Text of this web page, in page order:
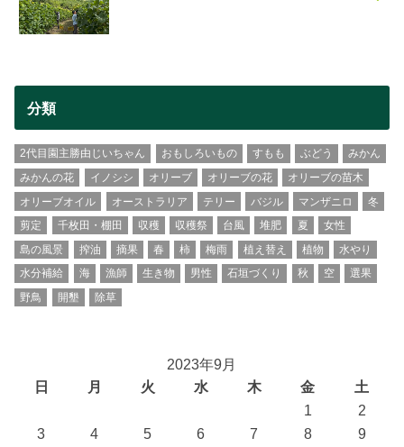
分類
2代目園主勝由じいちゃん おもしろいもの すもも ぶどう
みかん
みかんの花
イノシシ オリーブ オリーブの花
オリーブの苗木
オリーブオイル
オーストラリア テリー バジル マンザニロ
冬
剪定
千枚田・棚田 収穫 収穫祭 台風 堆肥 夏
女性
島の風景
搾油 摘果 春 柿 梅雨 植え替え 植物
水やり
水分補給
海 漁師 生き物 男性 石垣づくり 秋 空
選果
野鳥
開墾 除草
2023年9月
日
月 火 水 木 金 土
1
2
3
4 5 6 7 8
9